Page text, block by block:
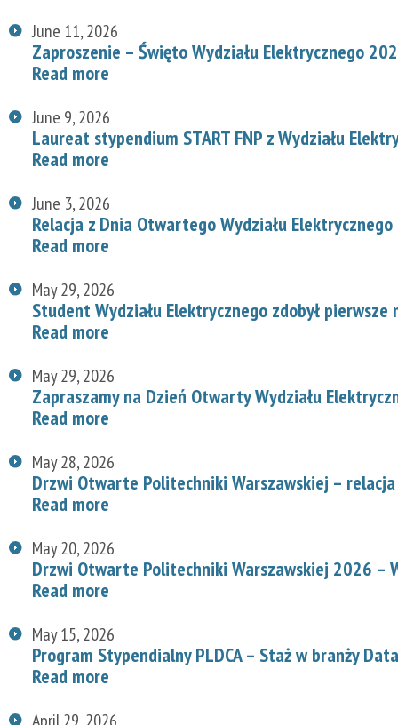
June 11, 2026
Zaproszenie – Święto Wydziału Elektrycznego
Read more
June 9, 2026
Laureat stypendium START FNP z Wydziału
Read more
June 3, 2026
Relacja z Dnia Otwartego Wydziału
Read more
May 29, 2026
Student Wydziału Elektrycznego zdobył
Read more
May 29, 2026
Zapraszamy na Dzień Otwarty Wydziału
Read more
May 28, 2026
Drzwi Otwarte Politechniki Warszawskiej – relacja
Read more
May 20, 2026
Drzwi Otwarte Politechniki Warszawskiej 2026 –
Read more
May 15, 2026
Program Stypendialny PLDCA – Staż w branży
Read more
April 29, 2026